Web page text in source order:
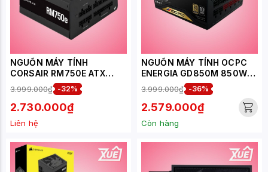
NGUỒN MÁY TÍNH
CORSAIR RM750E ATX
3.1(80 PLUS GOLD/ MÀU
ĐEN)
3.999.000₫ -32%
2.730.000₫
Liên hệ
NGUỒN MÁY TÍNH OCPC
ENERGIA GD850M 850W
(80+ GOLD/FULL
MODULAR)
3.999.000₫ -36%
2.579.000₫
Còn hàng